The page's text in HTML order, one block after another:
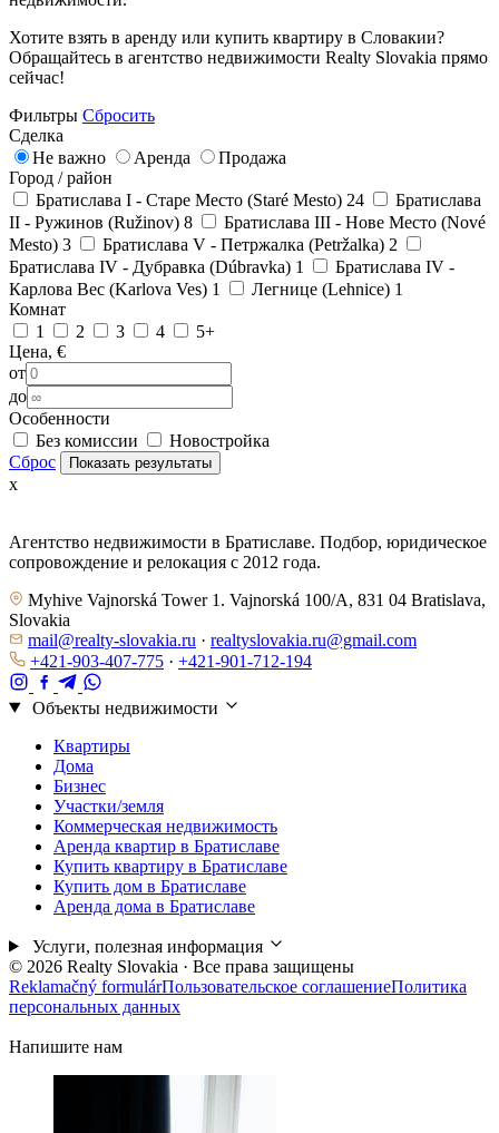
Хотите взять в аренду или купить квартиру в Словакии?
Обращайтесь в агентство недвижимости Realty Slovakia прямо
сейчас!
Фильтры Сбросить
Сделка
Не важно
Аренда
Продажа
Город / район
Братислава I - Старе Место (Staré Mesto) 24
Братислава
II - Ружинов (Ružinov) 8
Братислава III - Нове Место (Nové
Mesto) 3 Братислава V - Петржалка (Petržalka) 2
Братислава IV - Дубравка (Dúbravka) 1
Братислава IV -
Карлова Вес (Karlova Ves) 1 Легнице (Lehnice) 1
Комнат
1
2 3 4
5+
Цена, €
от
до
Особенности
Без комиссии
Новостройка
Сброс
Показать результаты
x
Агентство недвижимости в Братиславе. Подбор, юридическое
сопровождение и релокация с 2012 года.
Myhive Vajnorská Tower 1. Vajnorská 100/A, 831 04 Bratislava,
Slovakia
mail@realty-slovakia.ru · realtyslovakia.ru@gmail.com
+421-903-407-775 · +421-901-712-194
Объекты недвижимости
Квартиры
Дома
Бизнес
Участки/земля
Коммерческая недвижимость
Аренда квартир в Братиславе
Купить квартиру в Братиславе
Купить дом в Братиславе
Аренда дома в Братиславе
Услуги, полезная информация
© 2026 Realty Slovakia · Все права защищены
Reklamačný formulárПользовательское соглашениеПолитика
персональных данных
Напишите нам